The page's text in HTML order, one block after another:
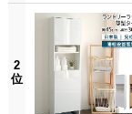
2
位